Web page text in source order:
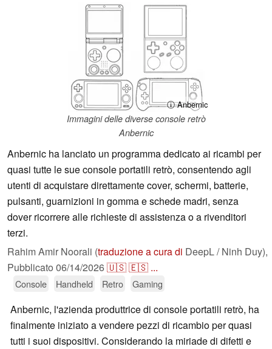
ⓘ Anbernic
Immagini delle diverse console retrò
Anbernic
Anbernic ha lanciato un programma dedicato ai ricambi per
quasi tutte le sue console portatili retrò, consentendo agli
utenti di acquistare direttamente cover, schermi, batterie,
pulsanti, guarnizioni in gomma e schede madri, senza
dover ricorrere alle richieste di assistenza o a rivenditori
terzi.
Rahim Amir Noorali (traduzione a cura di DeepL / Ninh Duy),
Pubblicato 06/14/2026🇺🇸🇪🇸 ...
Console Handheld Retro Gaming
Anbernic, l'azienda produttrice di console portatili retrò, ha
finalmente iniziato a vendere pezzi di ricambio per quasi
tutti i suoi dispositivi. Considerando la miriade di difetti e